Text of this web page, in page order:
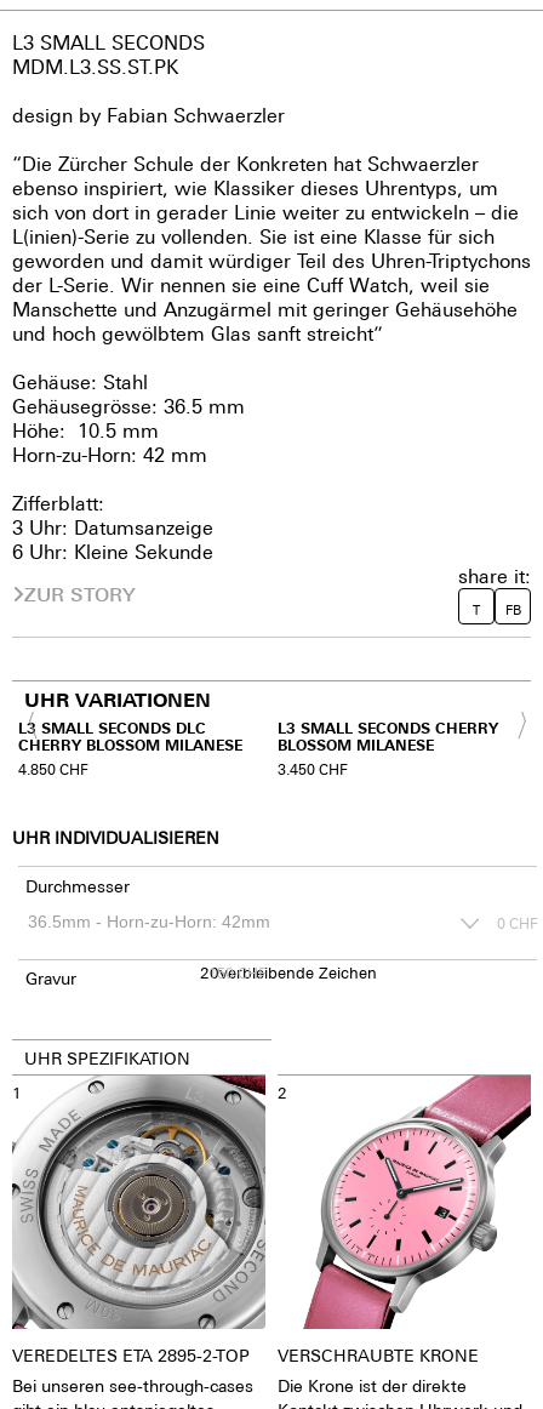
L3 SMALL SECONDS
MDM.L3.SS.ST.PK
design by Fabian Schwaerzler
“Die Zürcher Schule der Konkreten hat Schwaerzler
ebenso inspiriert, wie Klassiker dieses Uhrentyps, um
sich von dort in gerader Linie weiter zu entwickeln – die
L(inien)-Serie zu vollenden. Sie ist eine Klasse für sich
geworden und damit würdiger Teil des Uhren-Triptychons
der L-Serie. Wir nennen sie eine Cuff Watch, weil sie
Manschette und Anzugärmel mit geringer Gehäusehöhe
und hoch gewölbtem Glas sanft streicht”
Gehäuse: Stahl
Gehäusegrösse: 36.5 mm
Höhe: 10.5 mm
Horn-zu-Horn: 42 mm
Zifferblatt:
3 Uhr: Datumsanzeige
6 Uhr: Kleine Sekunde
ZUR STORY
share it:
T FB
UHR VARIATIONEN
L3 SMALL SECONDS DLC
CHERRY BLOSSOM MILANESE
4.850CHF
L3 SMALL SECONDS CHERRY
BLOSSOM MILANESE
3.450CHF
UHR INDIVIDUALISIEREN
Durchmesser
0 CHF
Gravur 150CHF
20verbleibende Zeichen
UHR SPEZIFIKATION
1
VEREDELTES ETA 2895-2-TOP
Bei unseren see-through-cases
2
VERSCHRAUBTE KRONE
Die Krone ist der direkte